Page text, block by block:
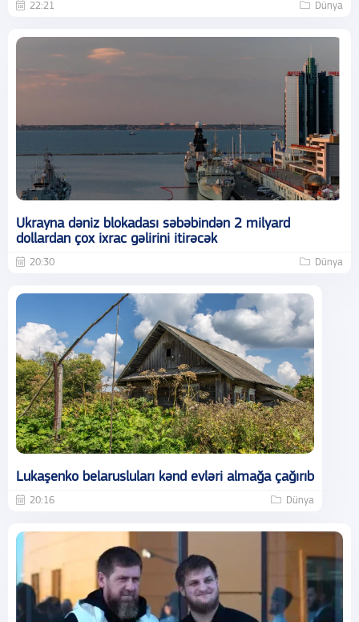
22:21 Dünya
Ukrayna dəniz blokadası səbəbindən 2 milyard
dollardan çox ixrac gəlirini itirəcək
20:30 Dünya
Lukaşenko belarusluları kənd evləri almağa çağırıb
20:16 Dünya